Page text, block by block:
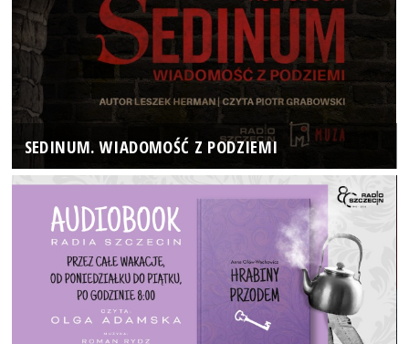
SEDINUM. WIADOMOŚĆ Z PODZIEMI